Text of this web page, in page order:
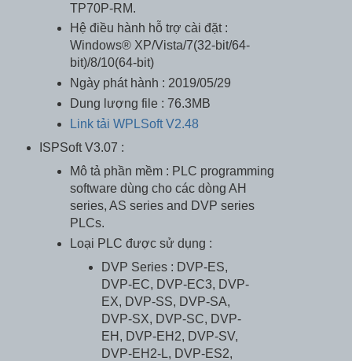
TP70P-RM.
Hệ điều hành hỗ trợ cài đặt :
Windows® XP/Vista/7(32-bit/64-
bit)/8/10(64-bit)
Ngày phát hành : 2019/05/29
Dung lượng file : 76.3MB
Link tải WPLSoft V2.48
ISPSoft V3.07 :
Mô tả phần mềm : PLC programming
software dùng cho các dòng AH
series, AS series and DVP series
PLCs.
Loại PLC được sử dụng :
DVP Series : DVP-ES,
DVP-EC, DVP-EC3, DVP-
EX, DVP-SS, DVP-SA,
DVP-SX, DVP-SC, DVP-
EH, DVP-EH2, DVP-SV,
DVP-EH2-L, DVP-ES2,